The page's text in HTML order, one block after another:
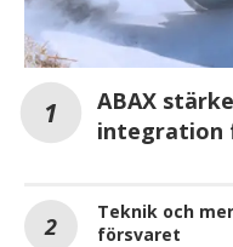
ABAX
integration
Teknik och
försvaret